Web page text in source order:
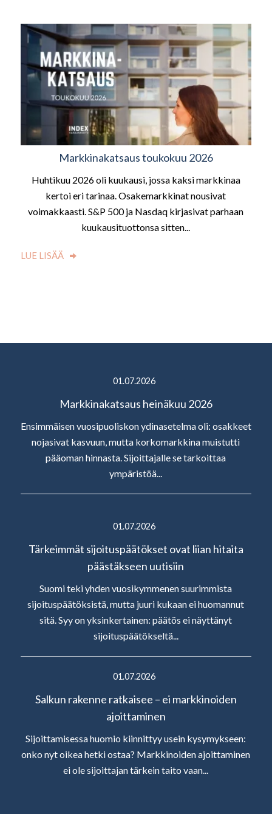
Markkinakatsaus toukokuu 2026
Huhtikuu 2026 oli kuukausi, jossa kaksi markkinaa
kertoi eri tarinaa. Osakemarkkinat nousivat
voimakkaasti. S&P 500 ja Nasdaq kirjasivat parhaan
kuukausituottonsa sitten...
LUE LISÄÄ
01.07.2026
Markkinakatsaus heinäkuu 2026
Ensimmäisen vuosipuoliskon ydinasetelma oli: osakkeet
nojasivat kasvuun, mutta korkomarkkina muistutti
pääoman hinnasta. Sijoittajalle se tarkoittaa
ympäristöä...
01.07.2026
Tärkeimmät sijoituspäätökset ovat liian hitaita
päästäkseen uutisiin
Suomi teki yhden vuosikymmenen suurimmista
sijoituspäätöksistä, mutta juuri kukaan ei huomannut
sitä. Syy on yksinkertainen: päätös ei näyttänyt
sijoituspäätökseltä...
01.07.2026
Salkun rakenne ratkaisee – ei markkinoiden
ajoittaminen
Sijoittamisessa huomio kiinnittyy usein kysymykseen:
onko nyt oikea hetki ostaa? Markkinoiden ajoittaminen
ei ole sijoittajan tärkein taito vaan...